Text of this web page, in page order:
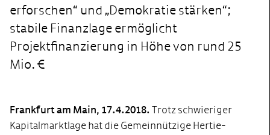
erforschen“ und „Demokratie stärken“;
stabile Finanzlage ermöglicht
Projektfinanzierung in Höhe von rund 25
Mio. €
Frankfurt am Main, 17.4.2018. Trotz schwieriger
Kapitalmarktlage hat die Gemeinnützige Hertie-